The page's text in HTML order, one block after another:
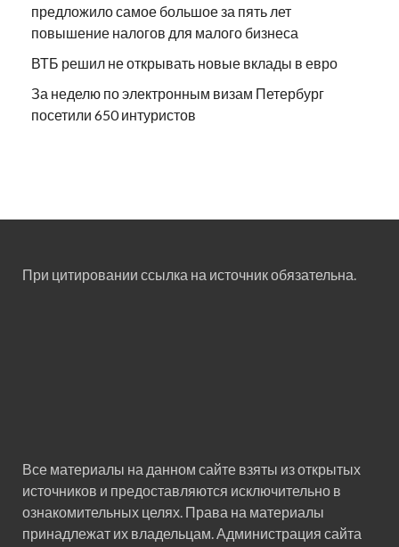
предложило самое большое за пять лет
повышение налогов для малого бизнеса
ВТБ решил не открывать новые вклады в евро
За неделю по электронным визам Петербург
посетили 650 интуристов
При цитировании ссылка на источник обязательна.
Все материалы на данном сайте взяты из открытых
источников и предоставляются исключительно в
ознакомительных целях. Права на материалы
принадлежат их владельцам. Администрация сайта